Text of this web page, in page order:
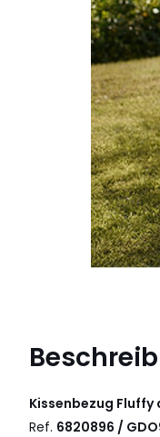
Kissenbezug Fluffy
Ref. 6820896 /